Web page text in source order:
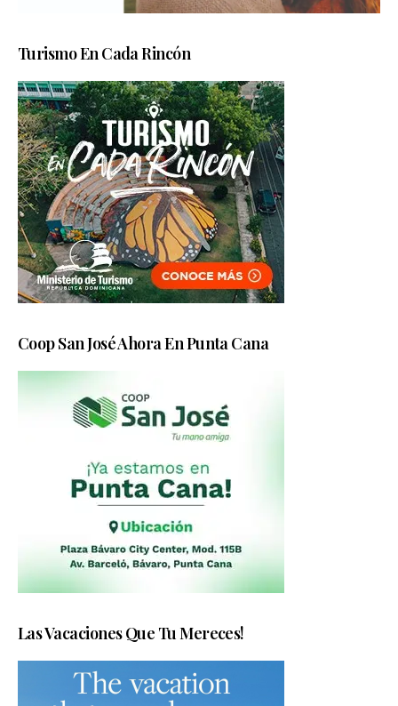
Turismo En Cada Rincón
Coop San José Ahora En Punta Cana
Las Vacaciones Que Tu Mereces!